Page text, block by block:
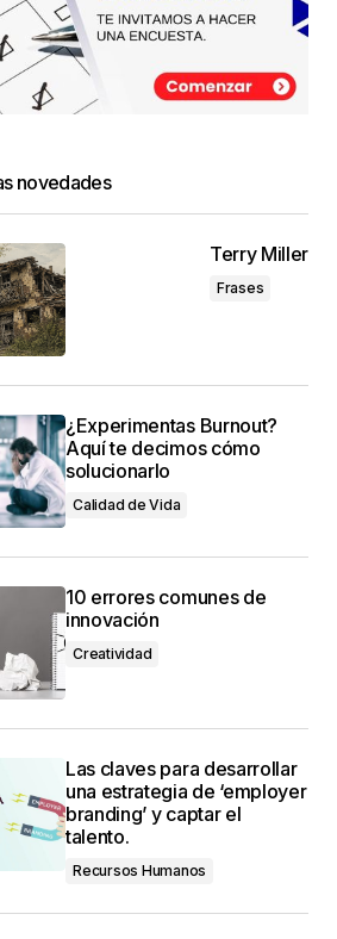
novedades
Terry Miller
Frases
¿Experimentas Burnout?
Aquí te decimos cómo
solucionarlo
Calidad de Vida
10 errores comunes de
innovación
Creatividad
Las claves para desarrollar
una estrategia de ‘employer
branding’ y captar el
talento.
Recursos Humanos